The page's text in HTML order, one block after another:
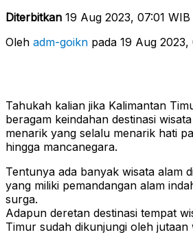
Diterbitkan 19 Aug 2023, 07:01 WIB
Oleh adm-goikn pada 19 Aug 2023,
Tahukah kalian jika Kalimantan
beragam keindahan destinasi
menarik yang selalu menarik hati
hingga mancanegara.
Tentunya ada banyak wisata alam
yang miliki pemandangan alam
surga.
Adapun deretan destinasi tempat
Timur sudah dikunjungi oleh jutaan